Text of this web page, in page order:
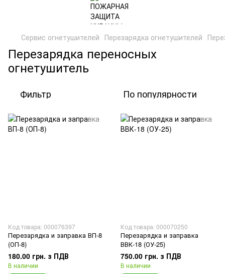
Сервис огнетушителей Перезарядка огнетушителей
Перезарядка переносных
огнетушитель
Фильтр По популярности
Код товара: 000076397
Перезарядка и заправка ВП-8
(ОП-8)
180.00 грн. з ПДВ
В наличии
Код товара: 000070250
Перезарядка и заправка
ВВК-18 (ОУ-25)
750.00 грн. з ПДВ
В наличии